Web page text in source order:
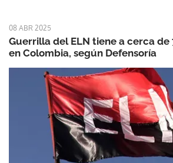
08 ABR 2025
Guerrilla del ELN tiene a cerca
en Colombia, según Defensoría